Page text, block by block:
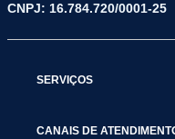
CNPJ: 16.784.720/0001-25
SERVIÇOS
CANAIS DE